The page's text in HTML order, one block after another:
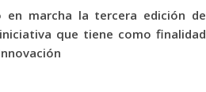
en marcha la tercera edición de
que tiene como finalidad